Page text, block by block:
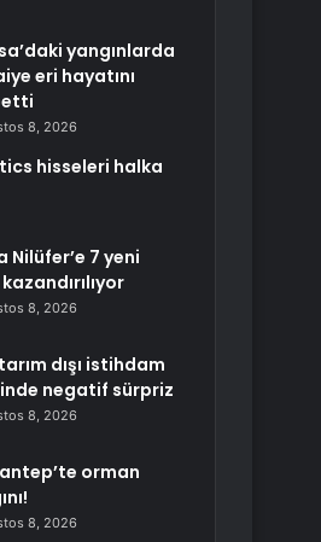
yangınlarda
eri hayatını
8, 2026
hisseleri halka
Nilüfer’e 7 yeni
8, 2026
dışı istihdam
negatif sürpriz
8, 2026
orman
8, 2026